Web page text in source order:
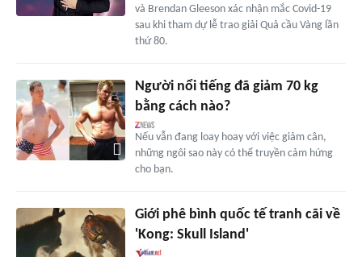
và Brendan Gleeson xác nhận mắc Covid-19
sau khi tham dự lễ trao giải Quả cầu Vàng lần
thứ 80.
Người nổi tiếng đã giảm 70 kg
bằng cách nào?
Nếu vẫn đang loay hoay với việc giảm cân,
những ngôi sao này có thể truyền cảm hứng
cho bạn.
Giới phê bình quốc tế tranh cãi về
'Kong: Skull Island'